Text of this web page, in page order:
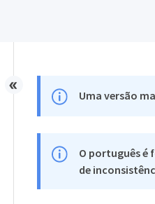
Uma versão
O português é
de